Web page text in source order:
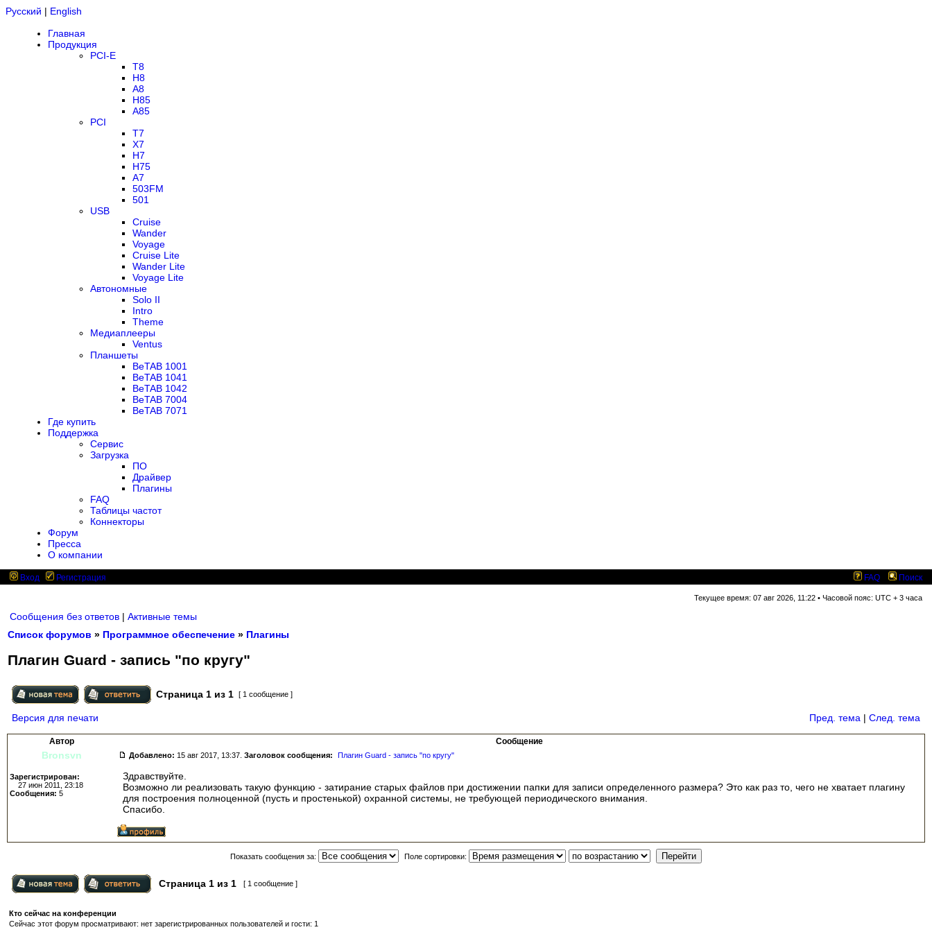
Русский | English
Главная
Продукция
PCI-E
T8
H8
A8
H85
A85
PCI
T7
X7
H7
H75
A7
503FM
501
USB
Cruise
Wander
Voyage
Cruise Lite
Wander Lite
Voyage Lite
Автономные
Solo II
Intro
Theme
Медиаплееры
Ventus
Планшеты
BeTAB 1001
BeTAB 1041
BeTAB 1042
BeTAB 7004
BeTAB 7071
Где купить
Поддержка
Сервис
Загрузка
ПО
Драйвер
Плагины
FAQ
Таблицы частот
Коннекторы
Форум
Пресса
О компании
Вход Регистрация FAQ Поиск
Текущее время: 07 авг 2026, 11:22 • Часовой пояс: UTC + 3 часа
Сообщения без ответов | Активные темы
Список форумов » Программное обеспечение » Плагины
Плагин Guard - запись "по кругу"
Страница 1 из 1 [ 1 сообщение ]
Версия для печати Пред. тема | След. тема
Автор Сообщение
Bronsvn Добавлено: 15 авг 2017, 13:37. Заголовок сообщения: Плагин Guard - запись "по кругу"
Зарегистрирован:
27 июн 2011, 23:18
Сообщения: 5
Здравствуйте.
Возможно ли реализовать такую функцию - затирание старых файлов при достижении папки для записи определенного размера? Это как раз то, чего не хватает плагину
для построения полноценной (пусть и простенькой) охранной системы, не требующей периодического внимания.
Спасибо.
Показать сообщения за: Поле сортировки:
Страница 1 из 1 [ 1 сообщение ]
Кто сейчас на конференции
Сейчас этот форум просматривают: нет зарегистрированных пользователей и гости: 1